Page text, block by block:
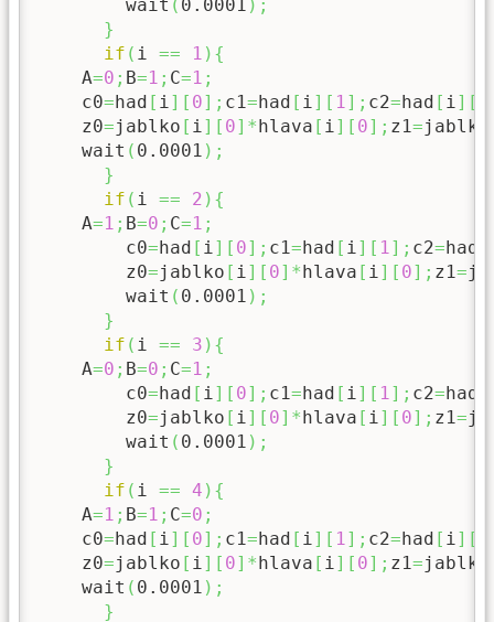
        wait
( 0.0001 ) ;
}
if ( i == 1 ) {
    A
=0 ; B=1 ; C=1 ;
    c0
=had [ i ] [ 0] ; c1=had [ i ] [ 1 ] ; c2=had [ i ] [
    z0
=jablko [ i ] [ 0] *hlava [ i ] [ 0] ; z1=jablko
    wait
( 0.0001 ) ;
}
if ( i == 2 ) {
    A
=1 ; B=0 ; C=1 ;
        c0
=had [ i ] [ 0] ; c1=had [ i ] [ 1 ] ; c2=had
        z0
=jablko [ i ] [ 0] *hlava [ i ] [ 0] ; z1=
        wait
( 0.0001 ) ;
}
if ( i == 3 ) {
    A
=0 ; B=0 ; C=1 ;
        c0
=had [ i ] [ 0] ; c1=had [ i ] [ 1 ] ; c2=had
        z0
=jablko [ i ] [ 0] *hlava [ i ] [ 0] ; z1=
        wait
( 0.0001 ) ;
}
if ( i == 4 ) {
    A
=1 ; B=1 ; C=0 ;
    c0
=had [ i ] [ 0] ; c1=had [ i ] [ 1 ] ; c2=had [ i ] [
    z0
=jablko [ i ] [ 0] *hlava [ i ] [ 0] ; z1=jablko
    wait
( 0.0001 ) ;
}